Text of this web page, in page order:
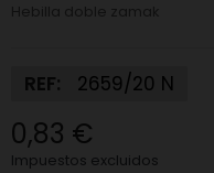
REF: 2659/20 N
0,83 €
Impuestos excluidos